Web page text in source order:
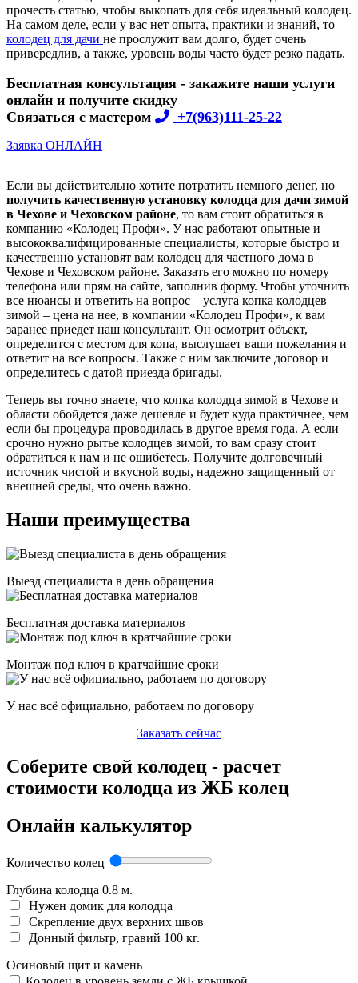
прочесть статью, чтобы выкопать для себя идеальный колодец.
На самом деле, если у вас нет опыта, практики и знаний, то
колодец для дачи не прослужит вам долго, будет очень
привередлив, а также, уровень воды часто будет резко падать.
Бесплатная консультация - закажите наши услуги
онлайн и получите скидку
Связаться с мастером
+7(963)111-25-22
Заявка ОНЛАЙН
Если вы действительно хотите потратить немного денег, но
получить качественную установку колодца для дачи зимой
в Чехове и Чеховском районе, то вам стоит обратиться в
компанию «Колодец Профи». У нас работают опытные и
высококвалифицированные специалисты, которые быстро и
качественно установят вам колодец для частного дома в
Чехове и Чеховском районе. Заказать его можно по номеру
телефона или прям на сайте, заполнив форму. Чтобы уточнить
все нюансы и ответить на вопрос – услуга копка колодцев
зимой – цена на нее, в компании «Колодец Профи», к вам
заранее приедет наш консультант. Он осмотрит объект,
определится с местом для копа, выслушает ваши пожелания и
ответит на все вопросы. Также с ним заключите договор и
определитесь с датой приезда бригады.
Теперь вы точно знаете, что копка колодца зимой в Чехове и
области обойдется даже дешевле и будет куда практичнее, чем
если бы процедура проводилась в другое время года. А если
срочно нужно рытье колодцев зимой, то вам сразу стоит
обратиться к нам и не ошибетесь. Получите долговечный
источник чистой и вкусной воды, надежно защищенный от
внешней среды, что очень важно.
Наши преимущества
Выезд специалиста в день обращения
Бесплатная доставка материалов
Монтаж под ключ в кратчайшие сроки
У нас всё официально, работаем по договору
Заказать сейчас
Соберите свой колодец - расчет
стоимости колодца из ЖБ колец
Онлайн калькулятор
Количество колец
Глубина колодца 0.8 м.
Нужен домик для колодца
Скрепление двух верхних швов
Донный фильтр, гравий 100 кг.
Осиновый щит и камень